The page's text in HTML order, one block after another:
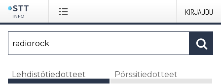
KIRJAUDU
Lehdistötiedotteet Pörssitiedotteet